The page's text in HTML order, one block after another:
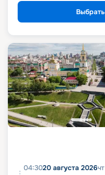
04:3020 августа 2026чт